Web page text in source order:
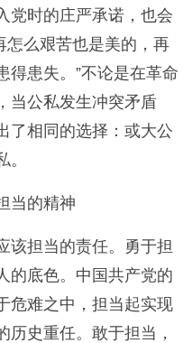
党时的庄严承诺，也会
怎么艰苦也是美的，再
得患失。”不论是在革命
当公私发生冲突矛盾
了相同的选择：或大公
当的精神
该担当的责任。勇于担
的底色。中国共产党的
危难之中，担当起实现
历史重任。敢于担当，